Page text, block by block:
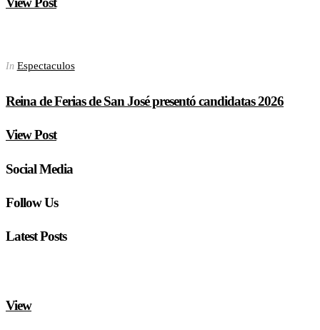
In Espectaculos
Reina de Ferias de San José presentó candidatas 2026
View Post
Social Media
Follow Us
Latest Posts
View